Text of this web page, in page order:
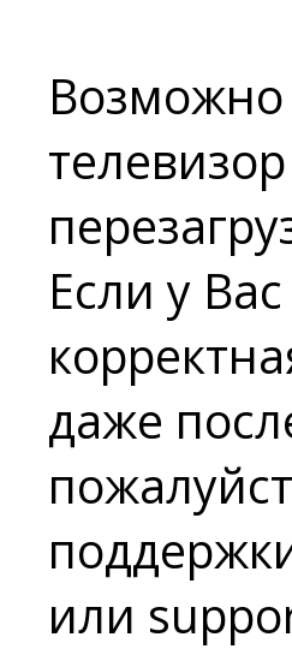
Если у
даже
или